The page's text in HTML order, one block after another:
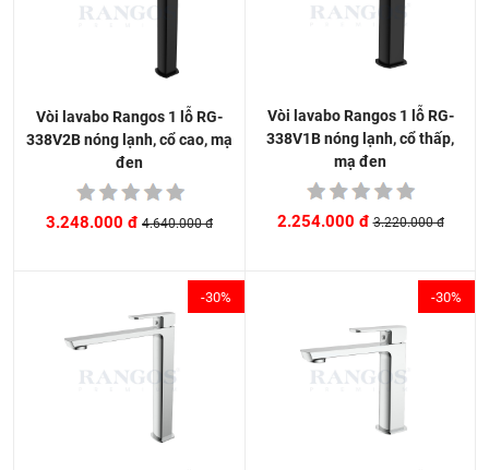
Vòi lavabo Rangos 1 lỗ RG-
338V2B nóng lạnh, cổ cao, mạ
đen
3.248.000 đ 4.640.000 đ
Vòi lavabo Rangos 1 lỗ RG-
338V1B nóng lạnh, cổ thấp,
mạ đen
2.254.000 đ 3.220.000 đ
-30% -30%